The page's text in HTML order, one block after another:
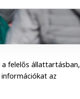
felelős állattartásban,
az